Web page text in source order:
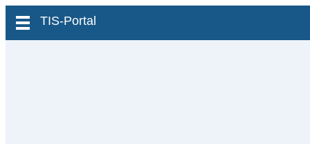
zum Inhalt wechseln
TIS-Portal